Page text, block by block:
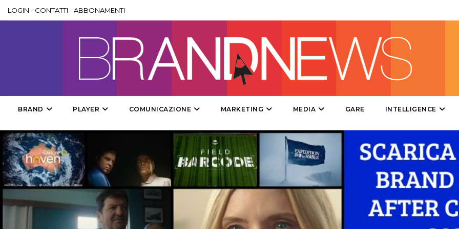
DESIGN
PUNTI VENDITA
CSR
LOGIN - CONTATTI -ABBONAMENTI
BRAND PLAYER COMUNICAZIONE MARKETING MEDIA GARE INTELLIGENCE